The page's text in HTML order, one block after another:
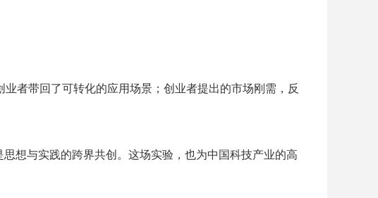
者带回了可转化的应用场景；创业者提出的市场刚需，反
想与实践的跨界共创。这场实验，也为中国科技产业的高